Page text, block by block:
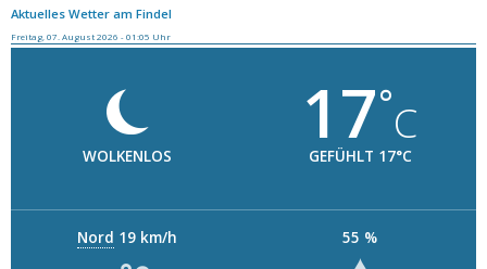
Aktuelles Wetter am Findel
Freitag, 07. August 2026 - 01:05 Uhr
WOLKENLOS 17°C
GEFÜHLT 17°C
Nord 19 km/h 55 %